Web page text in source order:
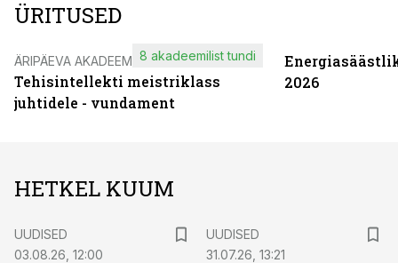
ÜRITUSED
ÄRIPÄEVA AKADEEMIA
Tehisintellekti meistriklass
juhtidele - vundament
8 akadeemilist tundi
2026
HETKEL KUUM
UUDISED
03.08.26, 12:00
UUDISED
31.07.26, 13:21